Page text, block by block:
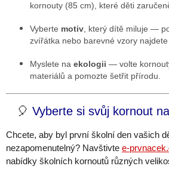
kornouty (85 cm), které děti
Vyberte motiv , který dítě miluje —
zvířátka nebo barevné vzory najdete
Myslete na ekologii — volte
materiálů a pomozte šetřit přírodu.
🎈 Vyberte si svůj kornout
Chcete, aby byl první školní den vašich
nezapomenutelný? Navštivte e-
nabídky školních kornoutů různých